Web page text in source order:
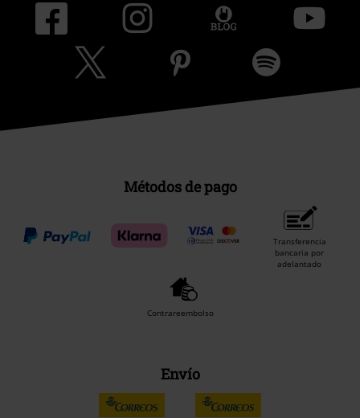
Métodos de pago
Transferencia
bancaria por
adelantado
Contrareembolso
Envío